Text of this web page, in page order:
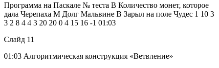
Программа на Паскале № теста В Количество монет, которое
дала Черепаха М Долг Мальвине В Зарыл на поле Чудес 1 10 3
3 2 8 4 4 3 20 20 0 4 15 16 -1 01:03
Слайд 11
01:03 Алгоритмическая конструкция «Ветвление»